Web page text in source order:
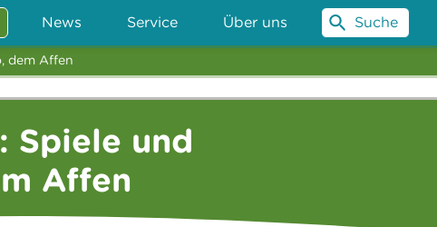
News Service Über uns Suche
dem Affen
Spiele und
Affen